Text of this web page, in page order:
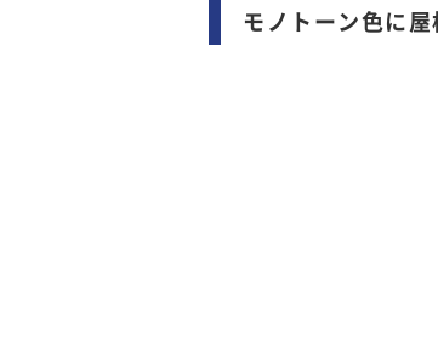
モノトーン色に